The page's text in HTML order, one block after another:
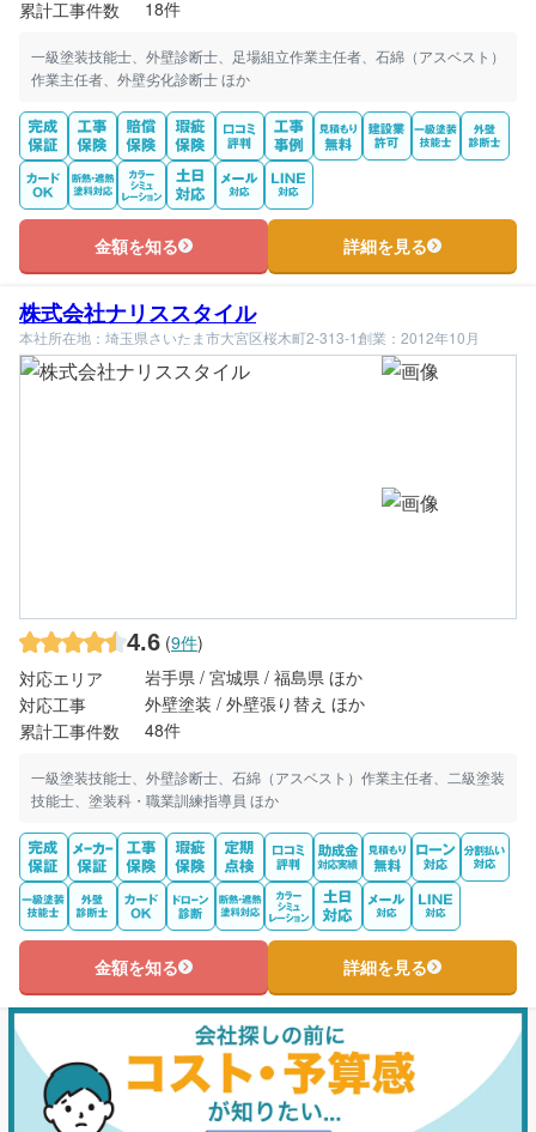
累計工事件数 18件
一級塗装技能士、外壁診断士、足場組立作業主任者、石綿（アスベスト）
作業主任者、外壁劣化診断士 ほか
金額を知る 詳細を見る
株式会社ナリススタイル
本社所在地：埼玉県さいたま市大宮区桜木町2-313-1創業：2012年10月
4.6 (9件)
対応エリア
岩手県 / 宮城県 / 福島県 ほか
対応工事
外壁塗装 / 外壁張り替え ほか
累計工事件数
48件
一級塗装技能士、外壁診断士、石綿（アスベスト）作業主任者、二級塗装
技能士、塗装科・職業訓練指導員 ほか
金額を知る 詳細を見る